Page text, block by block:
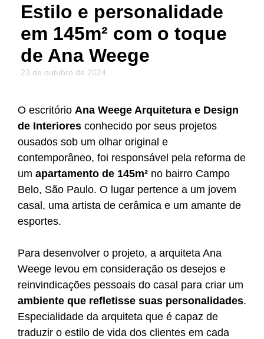
Estilo e personalidade
em 145m² com o toque
de Ana Weege
23 de outubro de 2024
O escritório Ana Weege Arquitetura e Design
de Interiores conhecido por seus projetos
ousados sob um olhar original e
contemporâneo, foi responsável pela reforma de
um apartamento de 145m² no bairro Campo
Belo, São Paulo. O lugar pertence a um jovem
casal, uma artista de cerâmica e um amante de
esportes.
Para desenvolver o projeto, a arquiteta Ana
Weege levou em consideração os desejos e
reinvindicações pessoais do casal para criar um
ambiente que refletisse suas personalidades.
Especialidade da arquiteta que é capaz de
traduzir o estilo de vida dos clientes em cada